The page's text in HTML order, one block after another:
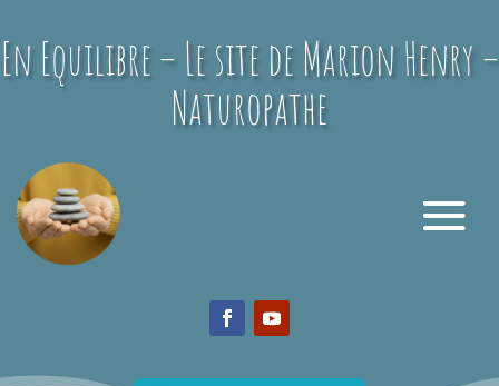
En Equilibre – Le site de Marion Henry –
Naturopathe